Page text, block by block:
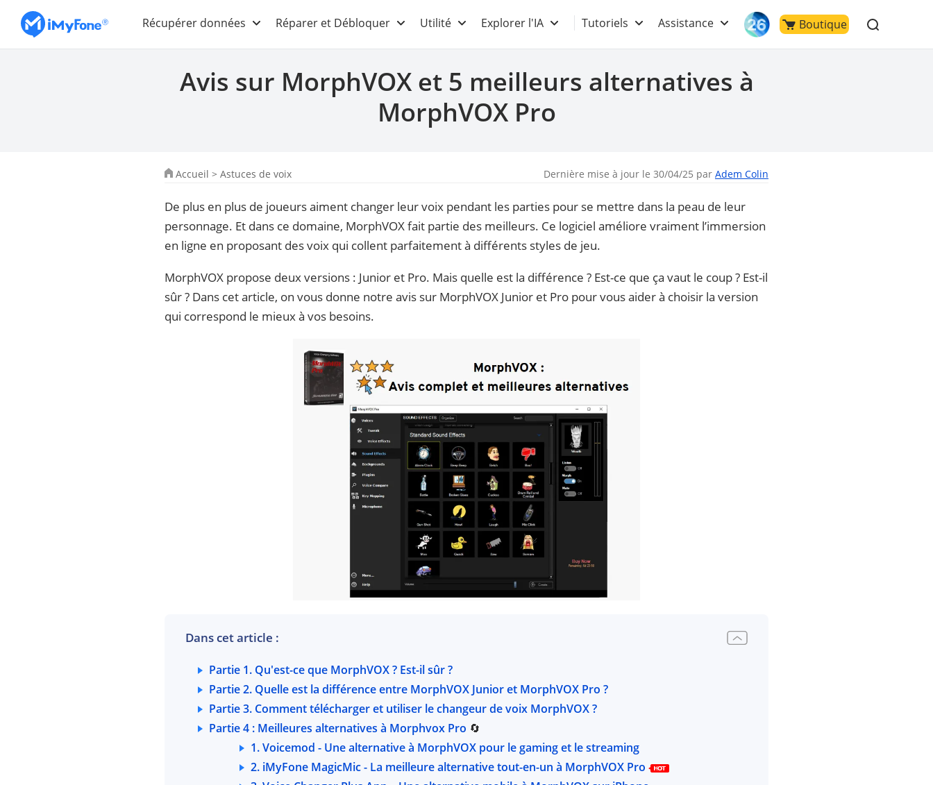
Récupérer données Réparer et Débloquer Utilité Explorer l'IA Tutoriels Assistance Boutique
Avis sur MorphVOX et 5 meilleurs alternatives à
MorphVOX Pro
Accueil > Astuces de voix Dernière mise à jour le 30/04/25 par Adem Colin
De plus en plus de joueurs aiment changer leur voix pendant les parties pour se mettre dans la peau de leur
personnage. Et dans ce domaine, MorphVOX fait partie des meilleurs. Ce logiciel améliore vraiment l’immersion
en ligne en proposant des voix qui collent parfaitement à différents styles de jeu.
MorphVOX propose deux versions : Junior et Pro. Mais quelle est la différence ? Est-ce que ça vaut le coup ? Est-il
sûr ? Dans cet article, on vous donne notre avis sur MorphVOX Junior et Pro pour vous aider à choisir la version
qui correspond le mieux à vos besoins.
Dans cet article :
Partie 1. Qu'est-ce que MorphVOX ? Est-il sûr ?
Partie 2. Quelle est la différence entre MorphVOX Junior et MorphVOX Pro ?
Partie 3. Comment télécharger et utiliser le changeur de voix MorphVOX ?
Partie 4 : Meilleures alternatives à Morphvox Pro 🔄
1. Voicemod - Une alternative à MorphVOX pour le gaming et le streaming
2. iMyFone MagicMic - La meilleure alternative tout-en-un à MorphVOX Pro